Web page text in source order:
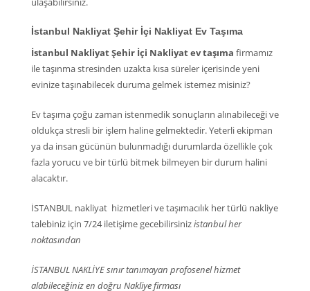
İstanbul Nakliyat Şehir İçi Nakliyat Ev Taşıma
İstanbul Nakliyat Şehir İçi Nakliyat ev taşıma firmamız
ile taşınma stresinden uzakta kısa süreler içerisinde yeni
evinize taşınabilecek duruma gelmek istemez misiniz?
Ev taşıma çoğu zaman istenmedik sonuçların alınabileceği ve
oldukça stresli bir işlem haline gelmektedir. Yeterli ekipman
ya da insan gücünün bulunmadığı durumlarda özellikle çok
fazla yorucu ve bir türlü bitmek bilmeyen bir durum halini
alacaktır.
İSTANBUL nakliyat hizmetleri ve taşımacılık her türlü nakliye
talebiniz için 7/24 iletişime gecebilirsinizistanbul her
noktasından
İSTANBUL NAKLİYE sınır tanımayan profosenel hizmet
alabileceğiniz en doğru Nakliye firması